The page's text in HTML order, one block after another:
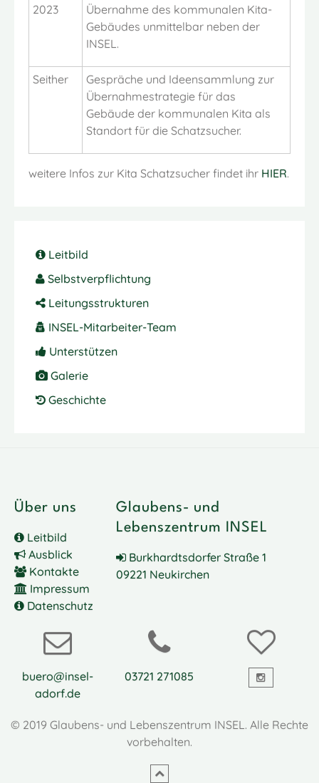
2023
Übernahme des kommunalen Kita-
Gebäudes unmittelbar neben der
INSEL.
Seither
Gespräche und Ideensammlung zur
Übernahmestrategie für das
Gebäude der kommunalen Kita als
Standort für die Schatzsucher.
weitere Infos zur Kita Schatzsucher findet ihr HIER.
Leitbild
Selbstverpflichtung
Leitungsstrukturen
INSEL-Mitarbeiter-Team
Unterstützen
Galerie
Geschichte
Über uns
Leitbild
Ausblick
Kontakte
Impressum
Datenschutz
Glaubens- und
Lebenszentrum INSEL
Burkhardtsdorfer Straße 1
09221 Neukirchen
buero@insel-
adorf.de
03721 271085
© 2019 Glaubens- und Lebenszentrum INSEL. Alle Rechte
vorbehalten.